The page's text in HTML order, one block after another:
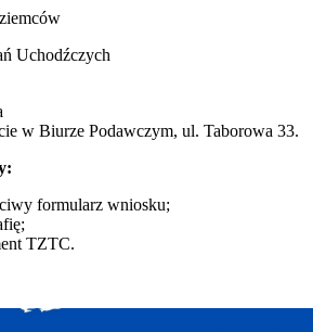
Uchodźczych
w Biurze Podawczym, ul. Taborowa 33.
formularz wniosku;
TZTC.